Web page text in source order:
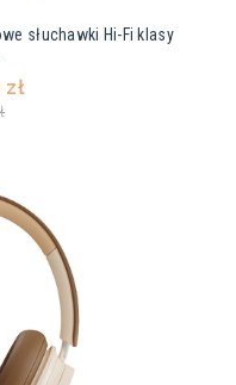
słuchawki Hi-Fi klasy